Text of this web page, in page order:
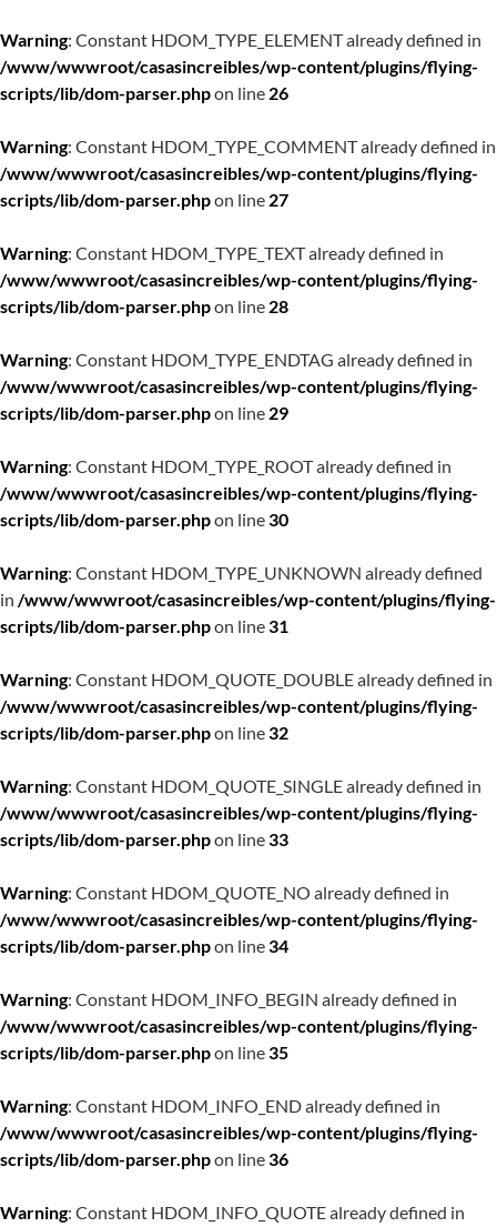
Warning: Constant HDOM_TYPE_ELEMENT already defined in
/www/wwwroot/casasincreibles/wp-content/plugins/flying-
scripts/lib/dom-parser.phpon line 26
Warning: Constant HDOM_TYPE_COMMENT already defined in
/www/wwwroot/casasincreibles/wp-content/plugins/flying-
scripts/lib/dom-parser.phpon line 27
Warning: Constant HDOM_TYPE_TEXT already defined in
/www/wwwroot/casasincreibles/wp-content/plugins/flying-
scripts/lib/dom-parser.phpon line 28
Warning: Constant HDOM_TYPE_ENDTAG already defined in
/www/wwwroot/casasincreibles/wp-content/plugins/flying-
scripts/lib/dom-parser.phpon line 29
Warning: Constant HDOM_TYPE_ROOT already defined in
/www/wwwroot/casasincreibles/wp-content/plugins/flying-
scripts/lib/dom-parser.phpon line30
Warning: Constant HDOM_TYPE_UNKNOWN already defined
in /www/wwwroot/casasincreibles/wp-content/plugins/flying-
scripts/lib/dom-parser.phpon line31
Warning: Constant HDOM_QUOTE_DOUBLE already defined in
/www/wwwroot/casasincreibles/wp-content/plugins/flying-
scripts/lib/dom-parser.phpon line32
Warning: Constant HDOM_QUOTE_SINGLE already defined in
/www/wwwroot/casasincreibles/wp-content/plugins/flying-
scripts/lib/dom-parser.phpon line33
Warning: Constant HDOM_QUOTE_NO already defined in
/www/wwwroot/casasincreibles/wp-content/plugins/flying-
scripts/lib/dom-parser.phpon line34
Warning: Constant HDOM_INFO_BEGIN already defined in
/www/wwwroot/casasincreibles/wp-content/plugins/flying-
scripts/lib/dom-parser.phpon line35
Warning: Constant HDOM_INFO_END already defined in
/www/wwwroot/casasincreibles/wp-content/plugins/flying-
scripts/lib/dom-parser.phpon line36
Warning: Constant HDOM_INFO_QUOTE already defined in